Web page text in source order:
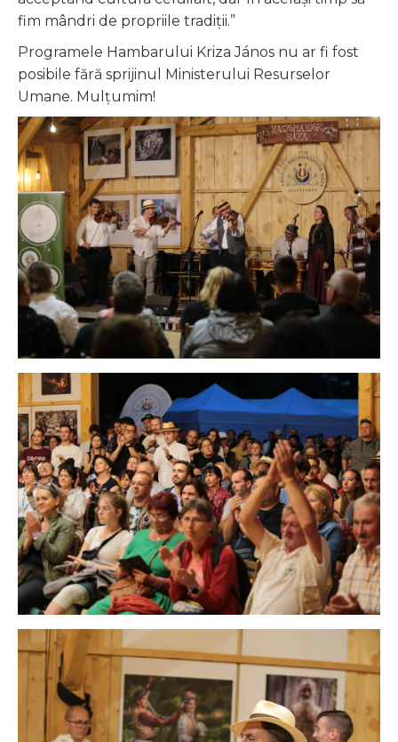
fim mândri de propriile tradiții.”
Programele Hambarului Kriza János nu ar fi fost
posibile fără sprijinul Ministerului Resurselor
Umane. Mulțumim!